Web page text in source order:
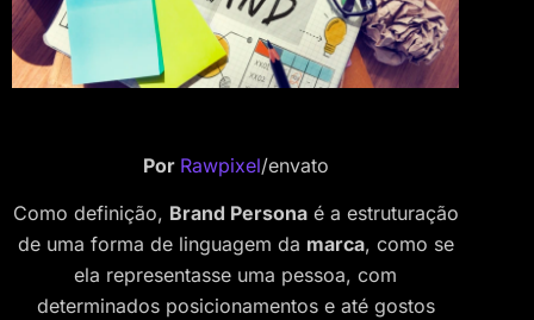
Por Rawpixel/envato
Como definição, Brand Personaé a estruturação
de uma forma de linguagem da marca, como se
ela representasse uma pessoa, com
determinados posicionamentos e até gostos